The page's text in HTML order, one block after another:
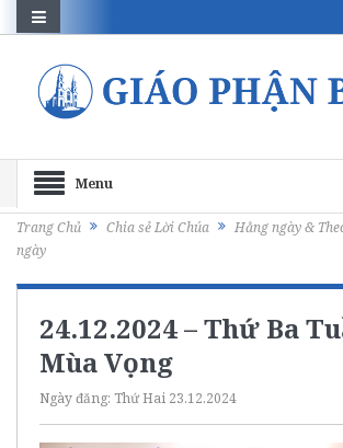
Menu
Trang Chủ Chia sẻ Lời Chúa Hằng ngày &
ngày
24.12.2024 – Thứ Ba
Mùa Vọng
Ngày đăng: Thứ Hai 23.12.2024